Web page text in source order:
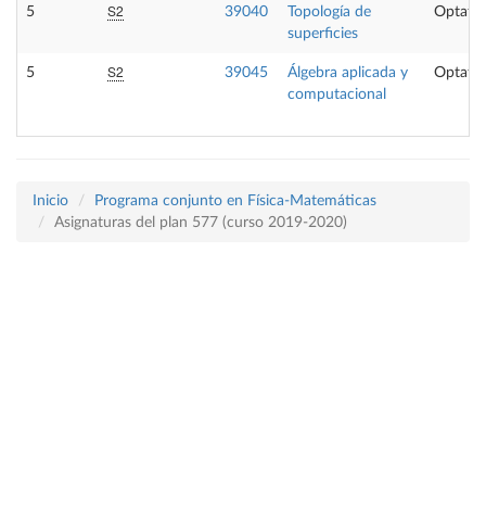
5 S2 39040
Topología de
superficies
5 S2 39045
Álgebra aplicada y
computacional
Inicio
Programa conjunto en Física-Matemáticas
Asignaturas del plan 577 (curso 2019-2020)